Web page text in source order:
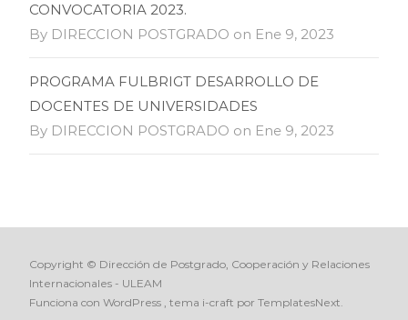
CONVOCATORIA 2023.
By DIRECCION POSTGRADO on Ene 9, 2023
PROGRAMA FULBRIGT DESARROLLO DE
DOCENTES DE UNIVERSIDADES
By DIRECCION POSTGRADO on Ene 9, 2023
Copyright © Dirección de Postgrado, Cooperación y Relaciones
Internacionales - ULEAM
Funciona con WordPress , tema i-craft por TemplatesNext.